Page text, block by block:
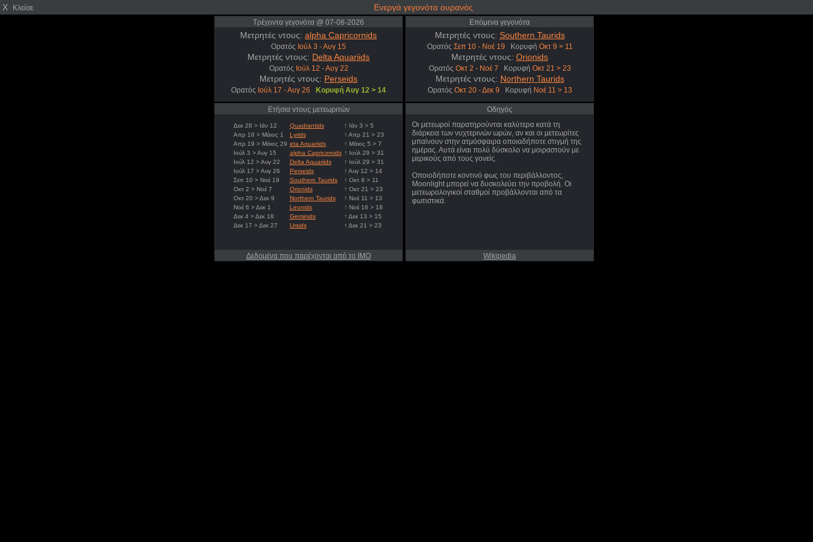
X Κλείσε Ενεργά γεγονότα ουρανός
Τρέχοντα γεγονότα @ 07-08-2026
Μετρητές ντους: alpha Capricornids
Ορατός Ιούλ 3 - Αυγ 15
Μετρητές ντους: Delta Aquariids
Ορατός Ιούλ 12 - Αυγ 22
Μετρητές ντους: Perseids
Ορατός Ιούλ 17 - Αυγ 26 Κορυφή Αυγ 12 > 14
Επόμενα γεγονότα
Μετρητές ντους: Southern Taurids
Ορατός Σεπ 10 - Νοέ 19 Κορυφή Οκτ 9 > 11
Μετρητές ντους: Orionids
Ορατός Οκτ 2 - Νοέ 7 Κορυφή Οκτ 21 > 23
Μετρητές ντους: Northern Taurids
Ορατός Οκτ 20 - Δεκ 9 Κορυφή Νοέ 11 > 13
Ετήσια ντους μετεωριτών
Δεκ 28 > Ιάν 12 Quadrantids
↑ Ιάν 3 > 5
Απρ 16 > Μάιος 1
Lyrids
↑ Απρ 21 > 23
Απρ 19 > Μάιος 29 eta Aquariids
↑ Μάιος 5 > 7
Ιούλ 3 > Αυγ 15
alpha Capricornids ↑ Ιούλ 29 > 31
Ιούλ 12 > Αυγ 22
Delta Aquariids
↑ Ιούλ 29 > 31
Ιούλ 17 > Αυγ 26
Perseids
↑ Αυγ 12 > 14
Σεπ 10 > Νοέ 19
Southern Taurids
↑ Οκτ 9 > 11
Οκτ 2 > Νοέ 7
Orionids
↑ Οκτ 21 > 23
Οκτ 20 > Δεκ 9
Northern Taurids
↑ Νοέ 11 > 13
Νοέ 6 > Δεκ 1
Leonids
↑ Νοέ 16 > 18
Δεκ 4 > Δεκ 18
Geminids
↑ Δεκ 13 > 15
Δεκ 17 > Δεκ 27
Ursids ↑ Δεκ 21 > 23
Δεδομένα που παρέχονται από το IMO
Οδηγός
Οι μετεωροί παρατηρούνται καλύτερα κατά τη
διάρκεια των νυχτερινών ωρών, αν και οι μετεωρίτες
μπαίνουν στην ατμόσφαιρα οποιαδήποτε στιγμή της
ημέρας. Αυτά είναι πολύ δύσκολο να μοιραστούν με
μερικούς από τους γονείς.
Οποιοδήποτε κοντινό φως του περιβάλλοντος,
Moonlight μπορεί να δυσκολεύει την προβολή. Οι
μετεωρολογικοί σταθμοί προβάλλονται από τα
φωτιστικά.
Wikipedia